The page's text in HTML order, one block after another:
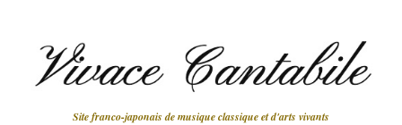
Site franco-japonais de musique classique et d'arts vivants